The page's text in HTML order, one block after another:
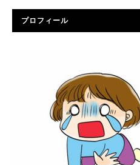
プロフィール